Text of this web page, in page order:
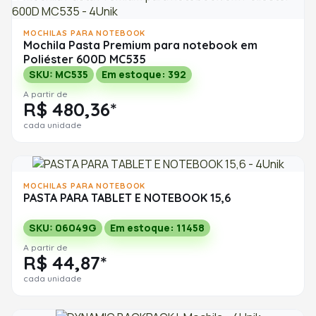
MOCHILAS PARA NOTEBOOK
Mochila Pasta Premium para notebook em
Poliéster 600D MC535
SKU: MC535 Em estoque: 392
A partir de
R$ 480,36*
cada unidade
MOCHILAS PARA NOTEBOOK
PASTA PARA TABLET E NOTEBOOK 15,6
SKU: 06049G Em estoque: 11458
A partir de
R$ 44,87*
cada unidade